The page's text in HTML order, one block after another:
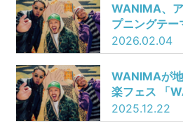
WANIMA、
プニングテー
が決定！
2026.02.04
WANIMAが
楽フェス 「
1CHANCE
催が決定!!
2025.12.22